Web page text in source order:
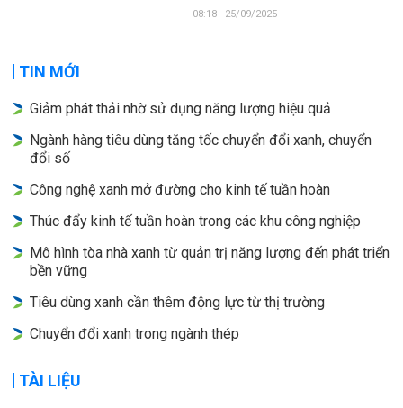
08:18 - 25/09/2025
TIN MỚI
Giảm phát thải nhờ sử dụng năng lượng hiệu quả
Ngành hàng tiêu dùng tăng tốc chuyển đổi xanh, chuyển
đổi số
Công nghệ xanh mở đường cho kinh tế tuần hoàn
Thúc đẩy kinh tế tuần hoàn trong các khu công nghiệp
Mô hình tòa nhà xanh từ quản trị năng lượng đến phát triển
bền vững
Tiêu dùng xanh cần thêm động lực từ thị trường
Chuyển đổi xanh trong ngành thép
TÀI LIỆU